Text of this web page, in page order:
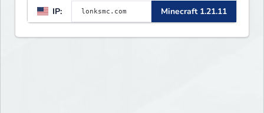
weekly events. We focus on a
friendly community, balanced
economy, and long-term
IP: Minecraft 1.21.11